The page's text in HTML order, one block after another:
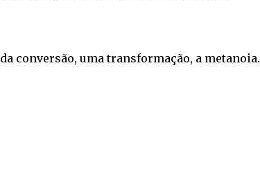
conversão, uma transformação, a metanoia.